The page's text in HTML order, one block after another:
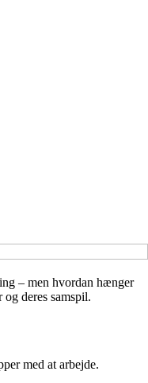
– men hvordan hænger
deres samspil.
med at arbejde.